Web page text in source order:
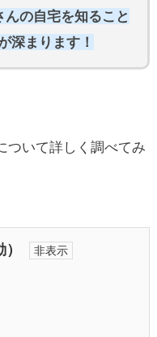
んの自宅を知ること
深まります！
ついて詳しく調べてみ